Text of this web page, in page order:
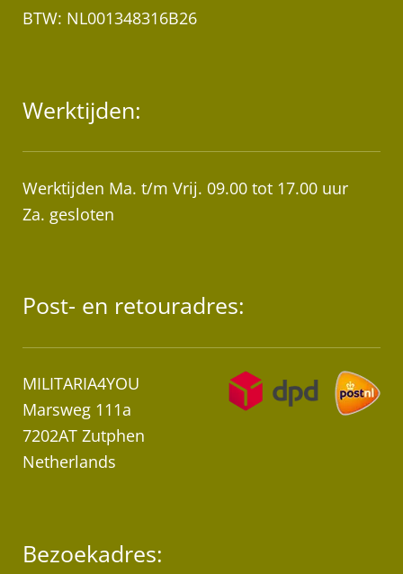
BTW: NL001348316B26
Werktijden:
Werktijden Ma. t/m Vrij. 09.00 tot 17.00 uur
Za. gesloten
Post- en retouradres:
MILITARIA4YOU
Marsweg 111a
7202AT Zutphen
Netherlands
Bezoekadres: